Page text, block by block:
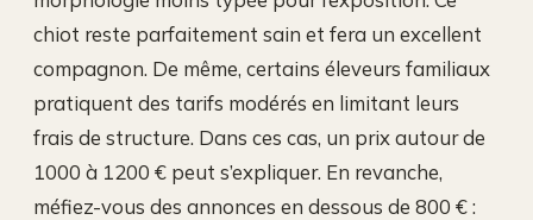
chiot reste parfaitement sain et fera un excellent
compagnon. De même, certains éleveurs familiaux
pratiquent des tarifs modérés en limitant leurs
frais de structure. Dans ces cas, un prix autour de
1000 à 1200 € peut s’expliquer. En revanche,
méfiez-vous des annonces en dessous de 800 € :